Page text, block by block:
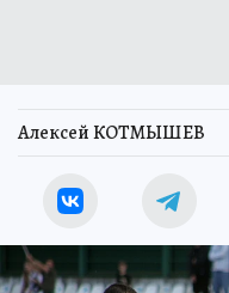
Алексей КОТМЫШЕВ